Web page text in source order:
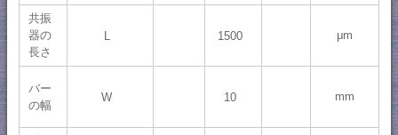
共振
器の
長さ
1500 μm
バー
の幅
W 10 mm